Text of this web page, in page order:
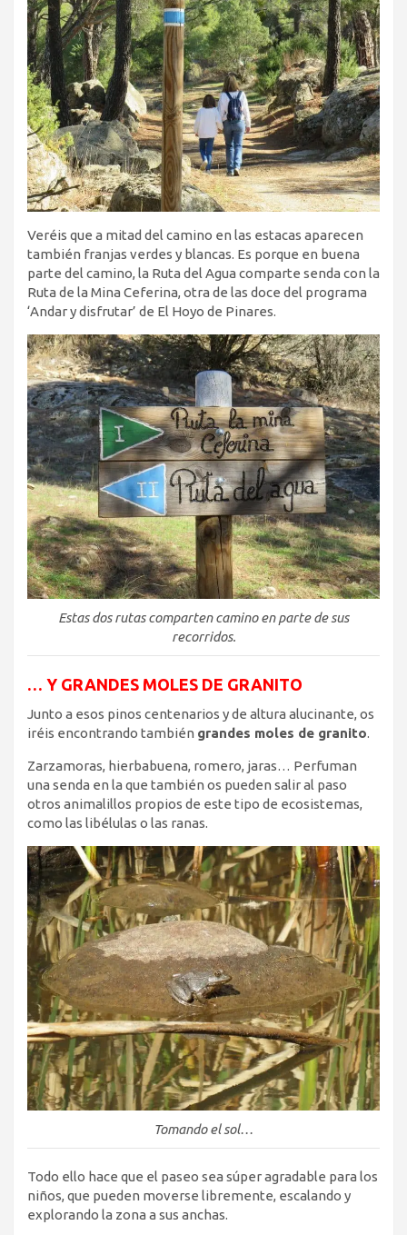
Veréis que a mitad del camino en las estacas aparecen
también franjas verdes y blancas. Es porque en buena
parte del camino, la Ruta del Agua comparte senda con la
Ruta de la Mina Ceferina, otra de las doce del programa
‘Andar y disfrutar’ de El Hoyo de Pinares.
Estas dos rutas comparten camino en parte de sus
recorridos.
… Y GRANDES MOLES DE GRANITO
Junto a esos pinos centenarios y de altura alucinante, os
iréis encontrando también grandes moles de granito.
Zarzamoras, hierbabuena, romero, jaras… Perfuman
una senda en la que también os pueden salir al paso
otros animalillos propios de este tipo de ecosistemas,
como las libélulas o las ranas.
Tomando el sol…
Todo ello hace que el paseo sea súper agradable para los
niños, que pueden moverse libremente, escalando y
explorando la zona a sus anchas.